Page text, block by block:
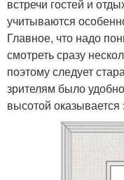
встречи гостей и
учитываются
Главное, что надо
смотреть сразу
поэтому следует
зрителям было
высотой